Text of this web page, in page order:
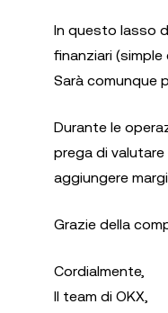
In questo lasso
finanziari
Sarà comunque
Durante le
prega di
aggiungere
Grazie della
Cordialmente,
Il team di OKX,